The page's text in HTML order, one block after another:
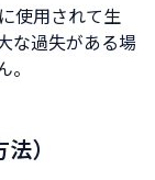
使用されて生
な過失がある場
）